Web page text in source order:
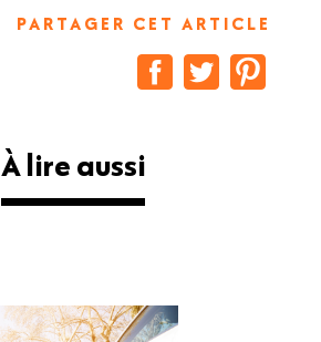
PARTAGER CET ARTICLE
À lire aussi